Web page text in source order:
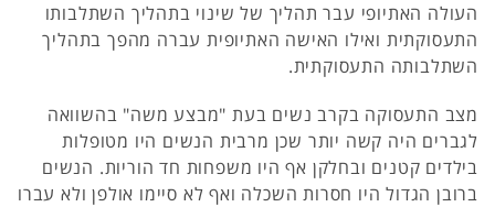
העולה האתיופי עבר תהליך של שינוי בתהליך השתלבותו
התעסוקתית ואילו האישה האתיופית עברה מהפך בתהליך
השתלבותה התעסוקתית.
מצב התעסוקה בקרב נשים בעת "מבצע משה" בהשוואה
לגברים היה קשה יותר שכן מרבית הנשים היו מטופלות
בילדים קטנים ובחלקן אף היו משפחות חד הוריות. הנשים
ברובן הגדול היו חסרות השכלה ואף לא סיימו אולפן ולא עברו